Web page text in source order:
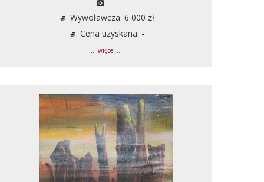
Wywoławcza: 6 000 zł
Cena uzyskana: -
... więcej ...